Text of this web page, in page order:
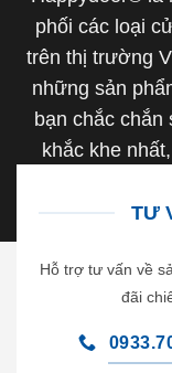
phối các loại
trên thị trường
những sản
bạn chắc
khắc khe
TƯ
Hỗ trợ tư vấn về
đãi